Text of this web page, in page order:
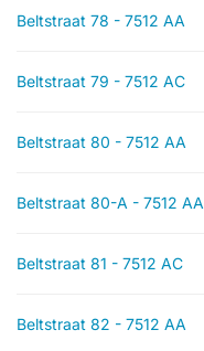
Beltstraat 78 - 7512 AA
Beltstraat 79 - 7512 AC
Beltstraat 80 - 7512 AA
Beltstraat 80-A - 7512 AA
Beltstraat 81 - 7512 AC
Beltstraat 82 - 7512 AA